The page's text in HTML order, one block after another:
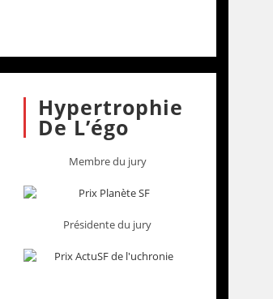
Hypertrophie
De L’égo
Membre du jury
Présidente du jury